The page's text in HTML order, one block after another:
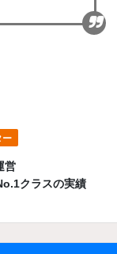
ー
営
クラスの実績